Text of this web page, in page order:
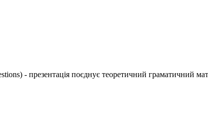
- презентація поєднує теоретичний граматичний